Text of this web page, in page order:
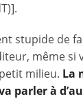
stupide de
même si
milieu. La
parler à